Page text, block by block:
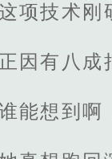
项技术刚
正因有八成
能想到啊